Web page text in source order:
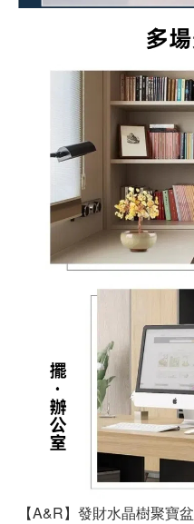
【A&R】發財水晶樹聚寶盆